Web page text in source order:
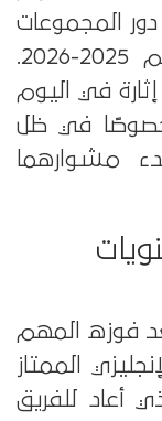
المجموعات
إثارة في اليوم
خصوصًا في ظل
مشوارهما
فوزه المهم
الممتاز
أعاد للفريق